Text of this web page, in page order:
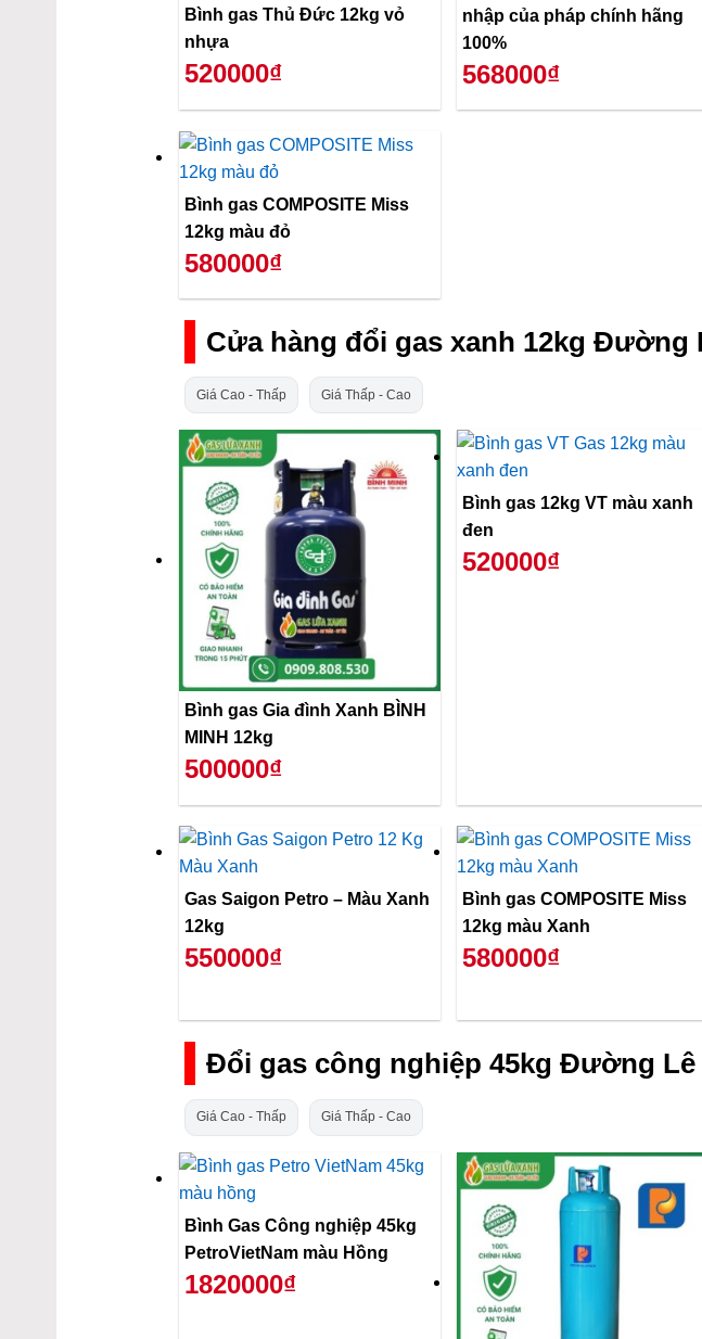
Bình gas Thủ Đức 12kg vỏ
nhựa
520000₫
nhập của pháp chính hãng
100%
568000₫
Bình gas COMPOSITE Miss
12kg màu đỏ
580000₫
Cửa hàng đổi gas xanh 12kg Đường
Giá Cao - Thấp Giá Thấp - Cao
Bình gas Gia đình Xanh BÌNH
MINH 12kg
500000₫
Bình gas 12kg VT màu xanh
đen
520000₫
Gas Saigon Petro – Màu Xanh
12kg
550000₫
Bình gas COMPOSITE Miss
12kg màu Xanh
580000₫
Đổi gas công nghiệp 45kg Đường Lê
Giá Cao - Thấp Giá Thấp - Cao
Bình Gas Công nghiệp 45kg
PetroVietNam màu Hồng
1820000₫